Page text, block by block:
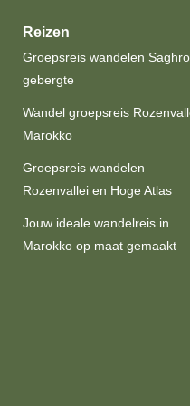
Reizen
Groepsreis wandelen Saghro
gebergte
Wandel groepsreis
Marokko
Groepsreis wandelen
Rozenvallei en Hoge Atlas
Jouw ideale wandelreis in
Marokko op maat gemaakt